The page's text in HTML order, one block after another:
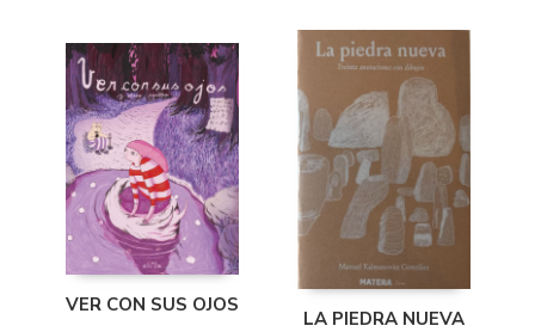
VER CON SUS OJOS
LA PIEDRA NUEVA